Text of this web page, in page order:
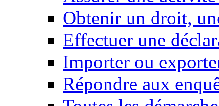
Obtenir un droit,
Effectuer une
Importer ou
Répondre aux